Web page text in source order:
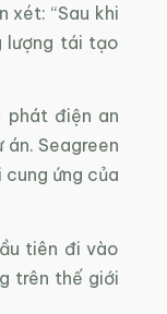
xét: “Sau khi
lượng tái tạo
phát điện an
Seagreen
ứng của
tiên đi vào
trên thế giới